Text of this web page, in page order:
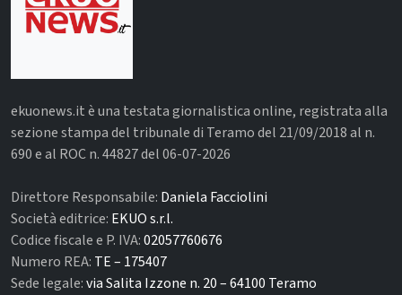
ekuonews.it è una testata giornalistica online, registrata alla
sezione stampa del tribunale di Teramo del 21/09/2018 al n.
690 e al ROC n. 44827 del 06-07-2026
Direttore Responsabile: Daniela Facciolini
Società editrice: EKUO s.r.l.
Codice fiscale e P. IVA:02057760676
Numero REA: TE – 175407
Sede legale:via Salita Izzone n. 20 – 64100 Teramo